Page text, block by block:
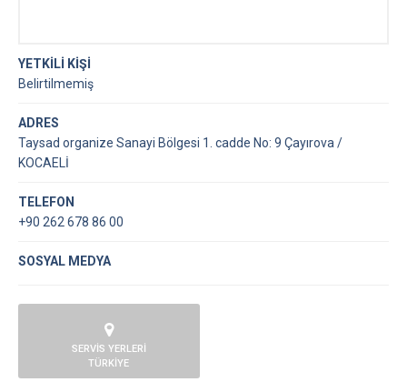
YETKİLİ KİŞİ
Belirtilmemiş
ADRES
Taysad organize Sanayi Bölgesi 1. cadde No: 9 Çayırova /
KOCAELİ
TELEFON
+90 262 678 86 00
SOSYAL MEDYA
SERVİS YERLERİ
TÜRKİYE